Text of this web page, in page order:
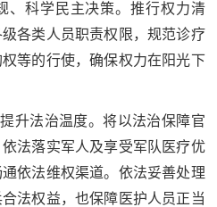
、科学民主决策。推行权力清
各类人员职责权限，规范诊疗
等的行使，确保权力在阳光下
升法治温度。将以法治保障官
法落实军人及享受军队医疗优
依法维权渠道。依法妥善处理
法权益，也保障医护人员正当